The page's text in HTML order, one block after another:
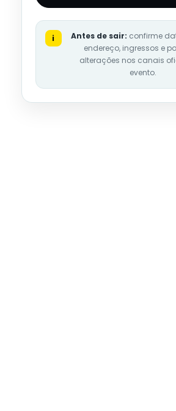
i Antes de sair: confirme
endereço, ingressos e
alterações nos canais
evento.